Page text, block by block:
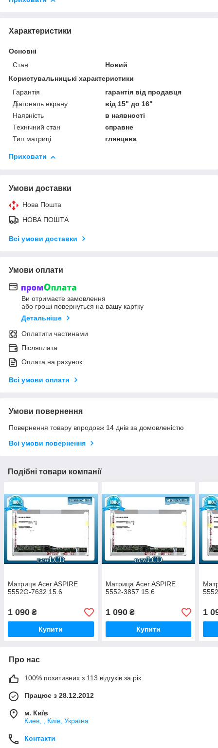
Характеристики
Основні
Стан
Новий
Користувальницькі характеристики
Гарантія
гарантія від продавця
Діагональ екрану
від 15" до 16"
Наявність
в наявності
Технічний стан
справне
Тип матриці
глянцева
Приховати
Умови доставки
Нова Пошта
НОВА ПОШТА
Всі умови доставки
Умови оплати
Ви отримаєте замовлення
або гроші повернуться на вашу картку
Детальніше
Оплатити частинами
Післяплата
Оплата на рахунок
Всі умови оплати
Умови повернення
Повернення товару впродовж 14 днів за домовленістю
Всі умови повернення
Подібні товари компанії
Матриця Acer ASPIRE
5552G-7632 15.6
1 090 ₴
Купити
Матрица Acer ASPIRE
5552-3857 15.6
1 090₴
Купити
1
Про нас
100% позитивних з 113 відгуків за рік
Працює з 28.12.2012
м. Київ
Киев, , Київ, Україна
Контакти